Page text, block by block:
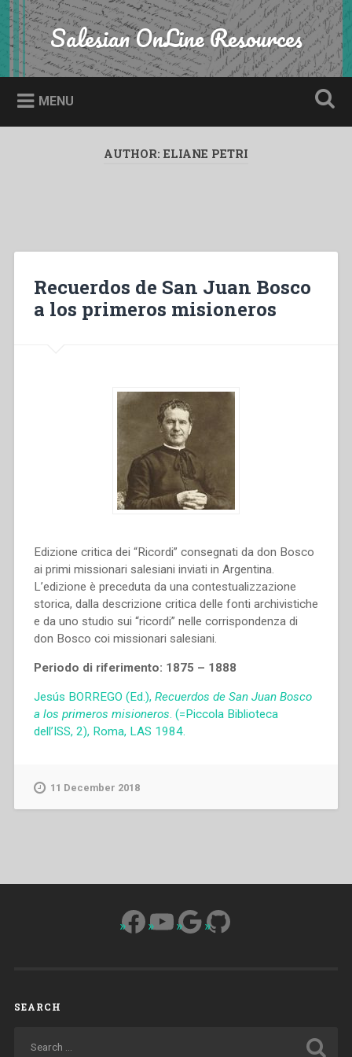
Skip
to
content
Search Salesian OnLine Resources
MENU
AUTHOR: ELIANE PETRI
Recuerdos de San Juan Bosco
a los primeros misioneros
Edizione critica dei “Ricordi” consegnati da don Bosco
ai primi missionari salesiani inviati in Argentina.
L’edizione è preceduta da una contestualizzazione
storica, dalla descrizione critica delle fonti archivistiche
e da uno studio sui “ricordi” nelle corrispondenza di
don Bosco coi missionari salesiani.
Periodo di riferimento: 1875 – 1888
Jesús BORREGO (Ed.), Recuerdos de San Juan Bosco
a los primeros misioneros. (=Piccola Biblioteca
dell’ISS, 2), Roma, LAS 1984.
11 December 2018
Facebook
YouTube
Google
GitHub
SEARCH